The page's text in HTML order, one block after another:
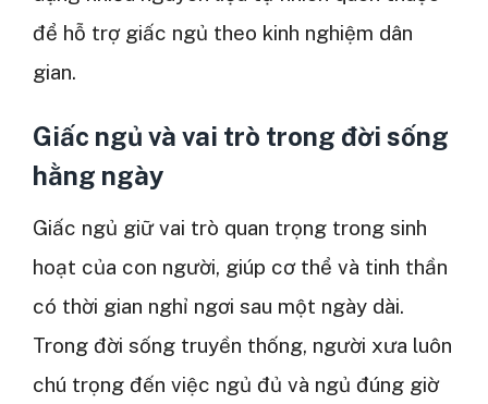
để hỗ trợ giấc ngủ theo kinh nghiệm dân
gian.
Giấc ngủ và vai trò trong đời sống
hằng ngày
Giấc ngủ giữ vai trò quan trọng trong sinh
hoạt của con người, giúp cơ thể và tinh thần
có thời gian nghỉ ngơi sau một ngày dài.
Trong đời sống truyền thống, người xưa luôn
chú trọng đến việc ngủ đủ và ngủ đúng giờ